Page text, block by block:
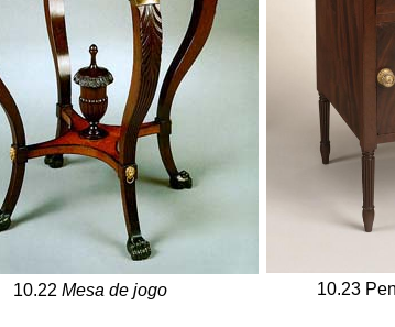
10.22Mesa de jogo 10.23